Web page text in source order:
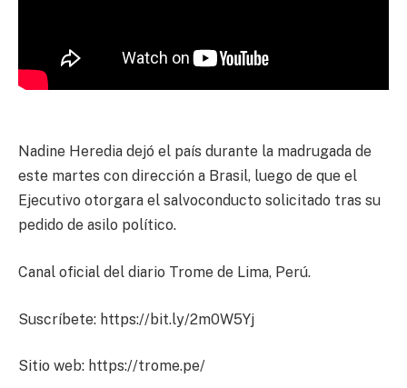
Nadine Heredia dejó el país durante la madrugada de
este martes con dirección a Brasil, luego de que el
Ejecutivo otorgara el salvoconducto solicitado tras su
pedido de asilo político.
Canal oficial del diario Trome de Lima, Perú.
Suscríbete: https://bit.ly/2m0W5Yj
Sitio web: https://trome.pe/